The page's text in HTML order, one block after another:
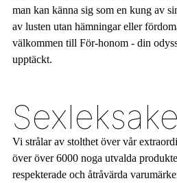
man kan känna sig som en kung av
av lusten utan hämningar eller
välkommen till För-honom - din
upptäckt.
Vi strålar av stolthet över vår
över över 6000 noga utvalda
respekterade och åtråvärda